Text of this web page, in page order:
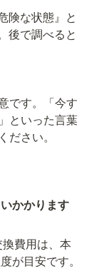
険な状態』と
後で調べると
です。「今す
といった言葉
さい。
かかります
費用は、本
が目安です。